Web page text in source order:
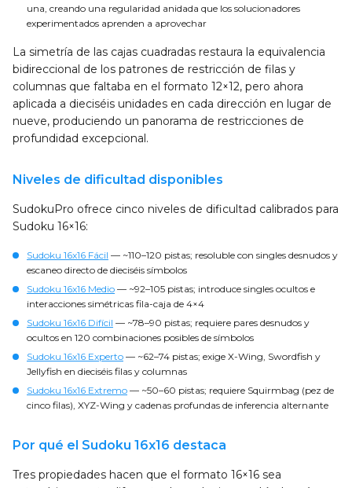
una, creando una regularidad anidada que los solucionadores
experimentados aprenden a aprovechar
La simetría de las cajas cuadradas restaura la equivalencia
bidireccional de los patrones de restricción de filas y
columnas que faltaba en el formato 12×12, pero ahora
aplicada a dieciséis unidades en cada dirección en lugar de
nueve, produciendo un panorama de restricciones de
profundidad excepcional.
Niveles de dificultad disponibles
SudokuPro ofrece cinco niveles de dificultad calibrados para
Sudoku 16×16:
Sudoku 16x16 Fácil — ~110–120 pistas; resoluble con singles desnudos y
escaneo directo de dieciséis símbolos
Sudoku 16x16 Medio — ~92–105 pistas; introduce singles ocultos e
interacciones simétricas fila-caja de 4×4
Sudoku 16x16 Difícil — ~78–90 pistas; requiere pares desnudos y
ocultos en 120 combinaciones posibles de símbolos
Sudoku 16x16 Experto — ~62–74 pistas; exige X-Wing, Swordfish y
Jellyfish en dieciséis filas y columnas
Sudoku 16x16 Extremo — ~50–60 pistas; requiere Squirmbag (pez de
cinco filas), XYZ-Wing y cadenas profundas de inferencia alternante
Por qué el Sudoku 16x16 destaca
Tres propiedades hacen que el formato 16×16 sea